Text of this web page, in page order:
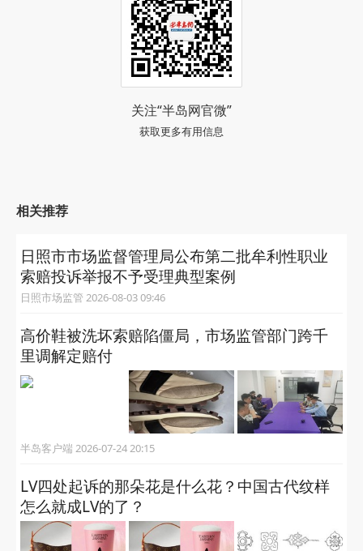
关注“半岛网官微”
获取更多有用信息
相关推荐
日照市市场监督管理局公布第二批牟利性职业
索赔投诉举报不予受理典型案例
日照市场监管 2026-08-03 09:46
高价鞋被洗坏索赔陷僵局，市场监管部门跨千
里调解定赔付
半岛客户端 2026-07-24 20:15
LV四处起诉的那朵花是什么花？中国古代纹样
怎么就成LV的了？